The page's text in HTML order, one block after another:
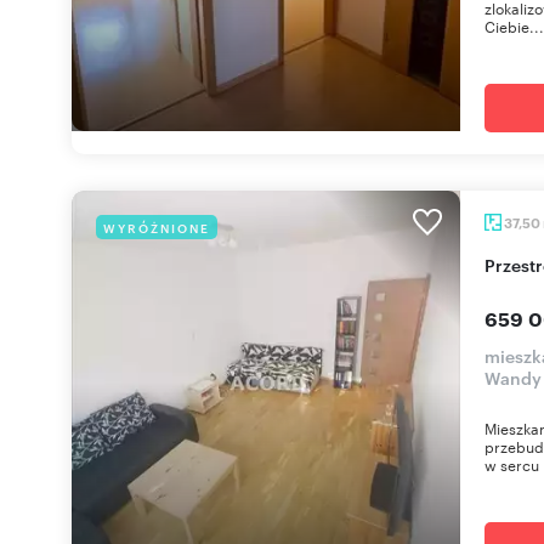
Ciebie...
WYRÓŻNIONE 37,50
659
Wandy
w sercu